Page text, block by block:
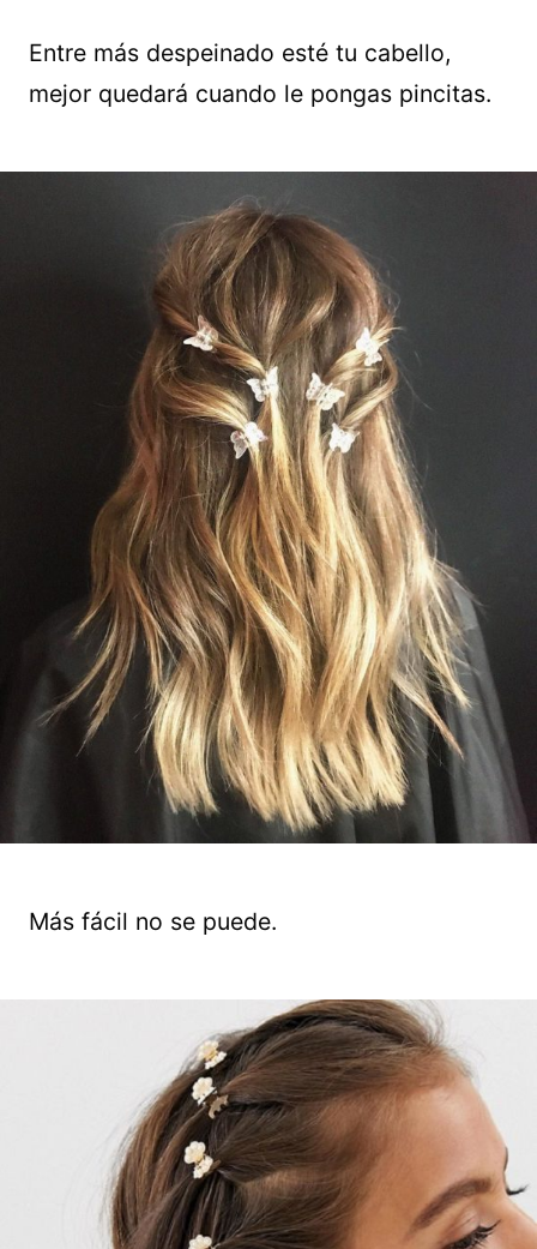
Entre más despeinado esté tu cabello,
mejor quedará cuando le pongas pincitas.
Más fácil no se puede.